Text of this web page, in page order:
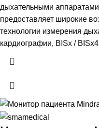
дыхательными
предоставляет широкие
технологии измерения
кардиографии, BISx /